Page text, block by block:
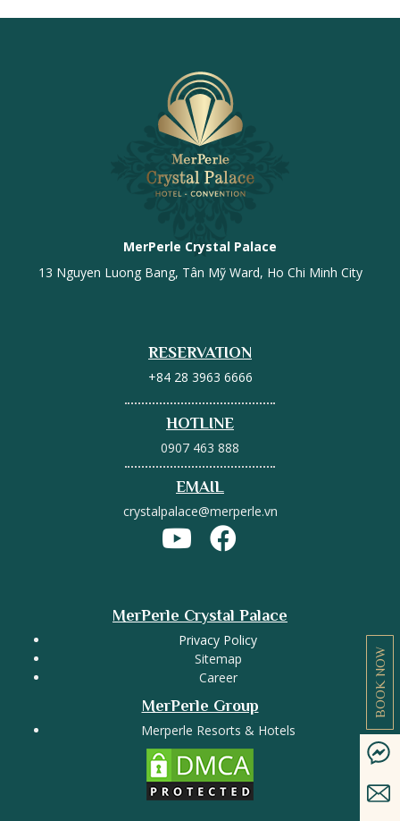
MerPerle Crystal Palace
13 Nguyen Luong Bang, Tân Mỹ Ward, Ho Chi Minh City
RESERVATION
+84 28 3963 6666
HOTLINE
0907 463 888
EMAIL
crystalpalace@merperle.vn
MerPerle Crystal Palace
Privacy Policy
Sitemap
Career
MerPerle Group
Merperle Resorts & Hotels
BOOK NOW